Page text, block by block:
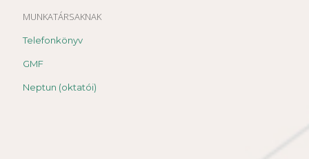
MUNKATÁRSAKNAK
Telefonkönyv
GMF
Neptun (oktatói)